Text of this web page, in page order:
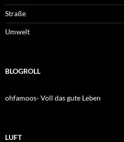
Straße
Umwelt
BLOGROLL
ohfamoos- Voll das gute Leben
LUFT